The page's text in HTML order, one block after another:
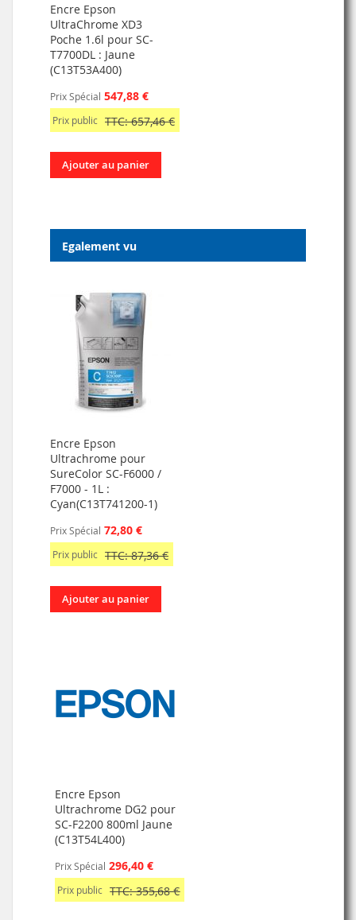
Encre Epson
UltraChrome XD3
Poche 1.6l pour SC-
T7700DL : Jaune
(C13T53A400)
Prix Spécial 547,88 €
Prix public TTC: 657,46 €
Ajouter au panier
Egalement vu
Encre Epson
Ultrachrome pour
SureColor SC-F6000 /
F7000 - 1L :
Cyan(C13T741200-1)
Prix Spécial 72,80 €
Prix public TTC: 87,36 €
Ajouter au panier
Encre Epson
Ultrachrome DG2 pour
SC-F2200 800ml Jaune
(C13T54L400)
Prix Spécial 296,40 €
Prix public TTC: 355,68 €